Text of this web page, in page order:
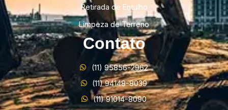
Retirada de Entulho
Limpeza de Terreno
Contato
(11) 95856-2962
(11) 94148-8039
(11) 91014-8090